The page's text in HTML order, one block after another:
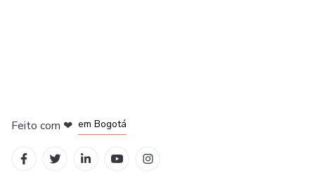
Feito com ❤ em Bogotá